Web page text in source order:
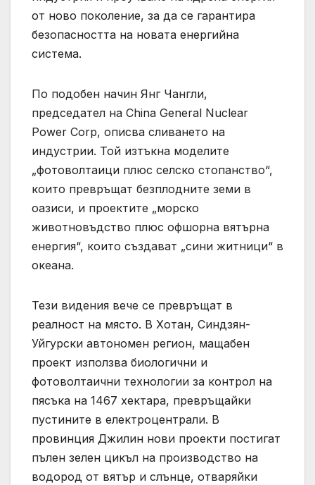
от ново поколение, за да се гарантира
безопасността на новата енергийна
система.
По подобен начин Янг Чангли,
председател на China General Nuclear
Power Corp, описва сливането на
индустрии. Той изтъкна моделите
„фотоволтаици плюс селско стопанство“,
които превръщат безплодните земи в
оазиси, и проектите „морско
животновъдство плюс офшорна вятърна
енергия“, които създават „сини житници“ в
океана.
Тези видения вече се превръщат в
реалност на място. В Хотан, Синдзян-
Уйгурски автономен регион, мащабен
проект използва биологични и
фотоволтаични технологии за контрол на
пясъка на 1467 хектара, превръщайки
пустините в електроцентрали. В
провинция Джилин нови проекти постигат
пълен зелен цикъл на производство на
водород от вятър и слънце, отваряйки